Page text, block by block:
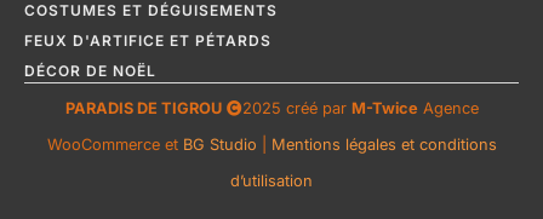
COSTUMES ET DÉGUISEMENTS
FEUX D'ARTIFICE ET PÉTARDS
DÉCOR DE NOËL
PARADIS DE TIGROU 2025 créé par M-Twice Agence
WooCommerce et BG Studio
Mentions légales et conditions
d’utilisation